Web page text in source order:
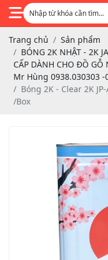
Trang chủ
Sản phẩm
BÓNG 2K NHẬT - 2K
CẤP DÀNH CHO ĐỒ GỖ
Mr Hùng 0938.030303 -
Bóng 2K - Clear 2K
/Box